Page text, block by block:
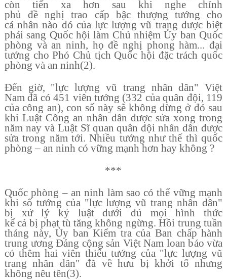
còn tiến xa hơn sau khi nghe chính
phủ đề nghị trao cấp bậc thượng tướng cho
cánhân nào đó của lực lượng vũ trang được biệt
phái sang Quốc hội làm Chủ nhiệmỦy ban Quốc
phòng vàan ninh, họ đề nghị phong hàm... đại
tướng cho Phó Chủ tịch Quốc hội đặc trách quốc
phòng vàan ninh(2).
Đến giờ, "lực lượng vũ trang nhân dân" Việt
Namđã có 451 viên tướng (332 của quân đội, 119
của công an), con số này sẽkhông dừngở đó sau
khi Luật Công an nhân dânđược sửa xong trong
năm nay và Luật Sĩquan quânđội nhân dânđược
sửa trong năm tới. Nhiều tướng nhưthếthìquốc
phòng –an ninh có vững mạnh hơn hay không ?
***
Quốc phòng –an ninh làm sao có thể vững mạnh
khi số tướng của "lực lượng vũ trang nhân dân"
bịxửlý kỷ luật dướiđủ mọi hình thức
kểcả bịphạt tù tăng không ngừng. Hồi trung tuần
tháng này,Ủy ban Kiểm tra của Ban chấp hành
trung ươngĐảng cộng sản Việt Nam loan báo vừa
có thêm hai viên thiếu tướng của "lực lượng vũ
trang nhân dân" đã vềhưu bịkhởi tố nhưng
không nêu tên(3).